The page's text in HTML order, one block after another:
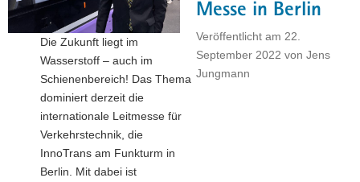
Messe in Berlin
Veröffentlicht am 22.
September 2022 von Jens
Jungmann
Die Zukunft liegt im
Wasserstoff – auch im
Schienenbereich! Das Thema
dominiert derzeit die
internationale Leitmesse für
Verkehrstechnik, die
InnoTrans am Funkturm in
Berlin. Mit dabei ist